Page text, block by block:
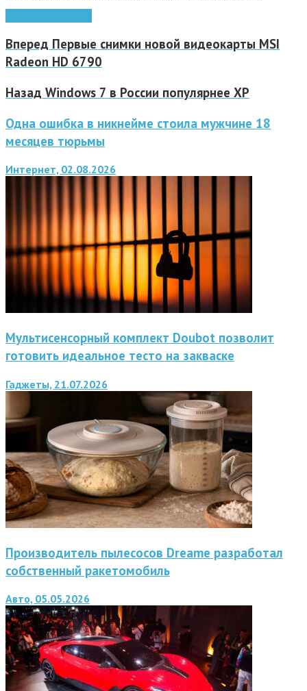
Вперед Первые снимки новой видеокарты MSI
Radeon HD 6790
Назад Windows 7 в России популярнее XP
Одна ошибка в никнейме стоила мужчине 18
месяцев тюрьмы
Интернет, 02.08.2026
Мультисенсорный комплект Doubot позволит
готовить идеальное тесто на закваске
Гаджеты, 21.07.2026
Производитель пылесосов Dreame разработал
собственный ракетомобиль
Авто, 05.05.2026